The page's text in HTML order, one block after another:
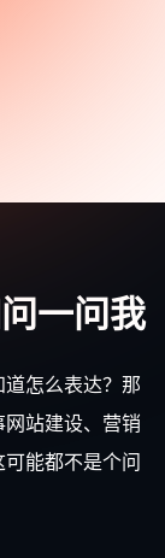
一问我
怎么表达？那
站建设、营销
能都不是个问